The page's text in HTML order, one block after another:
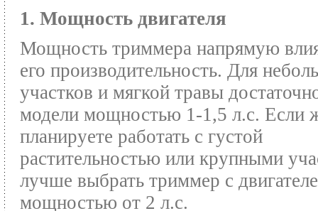
1. Мощность двигателя
Мощность триммера напрямую
его производительность. Для
участков и мягкой травы
модели мощностью 1-1,5 л.с. Если
планируете работать с густой
растительностью или крупными
лучше выбрать триммер с
мощностью от 2 л.с.